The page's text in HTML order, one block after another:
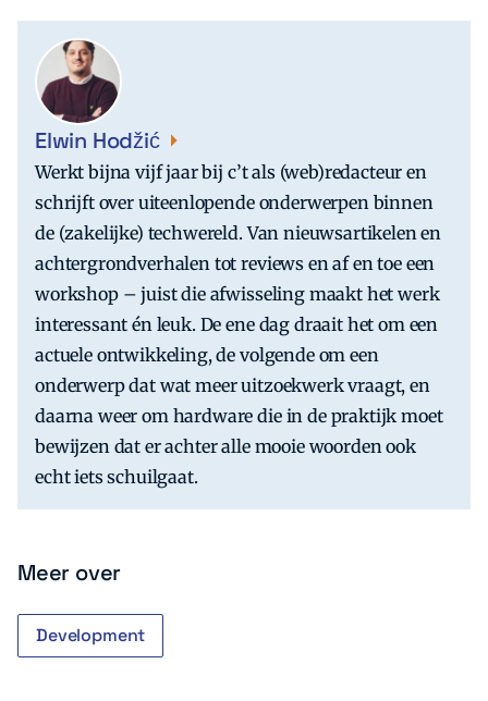
Elwin Hodžić
Werkt bijna vijf jaar bij c’t als (web)redacteur en
schrijft over uiteenlopende onderwerpen binnen
de (zakelijke) techwereld. Van nieuwsartikelen en
achtergrondverhalen tot reviews en af en toe een
workshop – juist die afwisseling maakt het werk
interessant én leuk. De ene dag draait het om een
actuele ontwikkeling, de volgende om een
onderwerp dat wat meer uitzoekwerk vraagt, en
daarna weer om hardware die in de praktijk moet
bewijzen dat er achter alle mooie woorden ook
echt iets schuilgaat.
Meer over
Development